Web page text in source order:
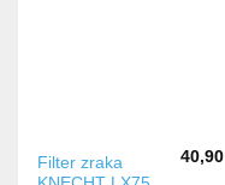
Filter zraka
40,90